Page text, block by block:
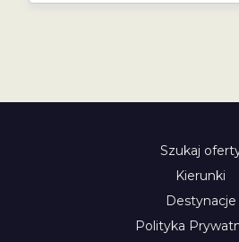
Szukaj
Kierunki
Destynacje
Polityka